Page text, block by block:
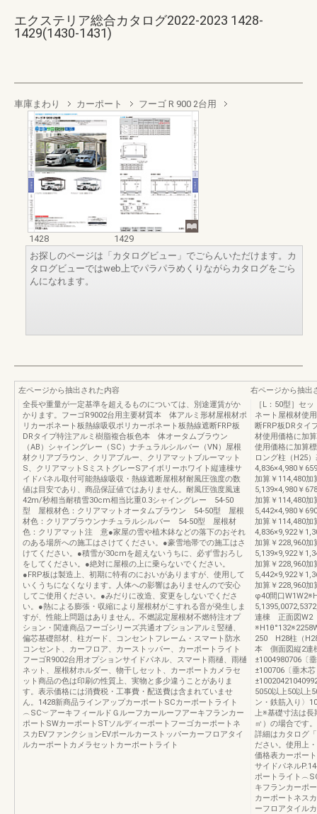
エクステリア総合カタログ2022-2023 1428-
1429(1430-1431)
車庫まわり カーポート フーゴ R 900 2台用
1428
1429
お探しのページは「カタログビュー」でごらんいただけます。カ
タログビューではweb上でパラパラめくりながらカタログをごら
んになれます。
左ページから抽出された内容
全長や重量が一定基準を超えるものについては、別途運賃がか
かります。フーゴR9002台用主要材質本 体アルミ形材屋根材ポ
リカーボネート板熱線吸収ポリカーボネート板熱線遮断FRP板
DRタイプ特注アルミ樹脂複合板色本 体オータムブラウン
（AB）シャイングレー（SC）ナチュラルシルバー（VN）屋根
材クリアブラウン、クリアブルー、クリアマットブルーマット
S、クリアマットSミストグレーSアイボリーホワイト縦連棟サ
イドパネル取付可能熱線吸収・熱線遮断屋根材耐風圧強度の数
値は目安であり、商品保証値ではありません。耐風圧強度風速
42m/秒相当耐積雪30cm相当比重0.3シャイングレー 54-50
型 屋根材色：クリアマットオータムブラウン 54-50型 屋根
材色：クリアブラウンナチュラルシルバー 54-50型 屋根材
色：クリアマット注 意●家屋の雪や植木鉢などの落下のおそれ
のある場所への施工はさけてください。●豪雪地帯での施工はさ
けてください。●積雪が30cmを超えないうちに、必ず雪おろし
をしてください。●絶対に屋根の上に乗らないでください。
●FRP板は製造上、初期に特有のにおいがありますが、使用して
いくうちになくなります。人体への影響はありませんので安心
してご使用ください。●みだりに改造、変更をしないでくださ
い。●熱による膨張・収縮により屋根材がこすれる音が発生しま
すが、性能上問題はありません。不燃認定屋根材不燃特注オプ
ション・関連商品フーゴシリーズ共通オプションアルミ竪樋、
偏芯基礎部材、柱ガード、コンセントフレーム・スマート防水
コンセント、カーフロア、カーストッパー、カーポートライト
フーゴR9002台用オプションサイドパネル、スマート雨樋、雨樋
ネット、屋根材ホルダー、物干しセット、カーポートカメラセ
ット商品の色は印刷の性質上、実物と多少違うことがありま
す。表示価格には消費税・工事費・配送費は含まれていませ
ん。1428新商品ラインアップカーポートSCカーポートライト
︵SC︶アーキフィールドＧルーフカールーフアーキフランカー
ポートSWカーポートSTソルディーポートフーゴカーポートネ
スカEVファンクションEVポールカーストッパーカーフロアタイ
ルカーポートカメラセットカーポートライト
右ページから抽出
［L：50型］セ
ネート屋根材使
断FRP板DRタイ
材使用価格に加
使用価格に加算
ロング柱（H25
4,836×4,980￥
加算￥114,480加
5,139×4,980￥
加算￥114,480加
5,442×4,980￥
加算￥114,480加
4,836×9,922￥
加算￥228,960加
5,139×9,922￥
加算￥228,960加
5,442×9,922￥
加算￥228,960
φ40間口
連棟 正面図W2
250 H28柱（
本 側面図縦2連
±1004980706〔
±100706〔垂木
5050以上50以上
ン・鉄筋入り〉
上※基礎寸法は
㎡）の場合です
詳細はカタログ
ださい。使用上
価格表カーポー
サイドパネル
ポートライト
キフランカーポ
カーポートネス
ーフロアタイル